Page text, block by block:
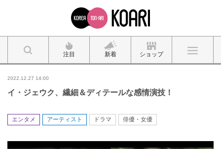
注目 新着 ショップ
2022.12.27 14:00
イ・ジェウク、繊細＆ディテールな感情演技！
エンタメ アーティスト ドラマ 俳優・女優